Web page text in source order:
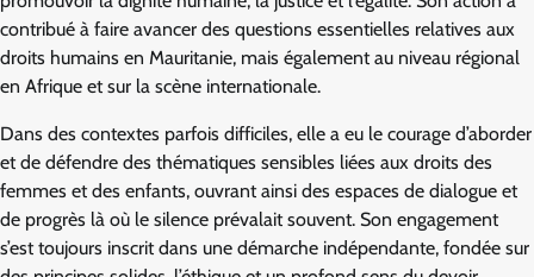
contribué à faire avancer des questions essentielles relatives aux
droits humains en Mauritanie, mais également au niveau régional
en Afrique et sur la scène internationale.
Dans des contextes parfois difficiles, elle a eu le courage d’aborder
et de défendre des thématiques sensibles liées aux droits des
femmes et des enfants, ouvrant ainsi des espaces de dialogue et
de progrès là où le silence prévalait souvent. Son engagement
s’est toujours inscrit dans une démarche indépendante, fondée sur